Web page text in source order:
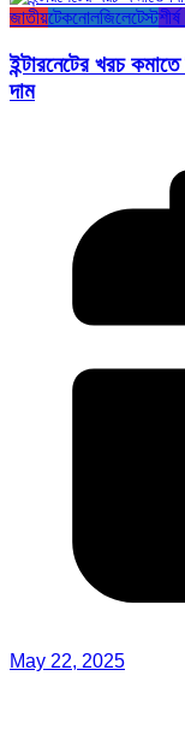
জাতীয়টেকনোলজিলেটেস্ট
ইন্টারনেটের খরচ
দাম
May 22, 2025